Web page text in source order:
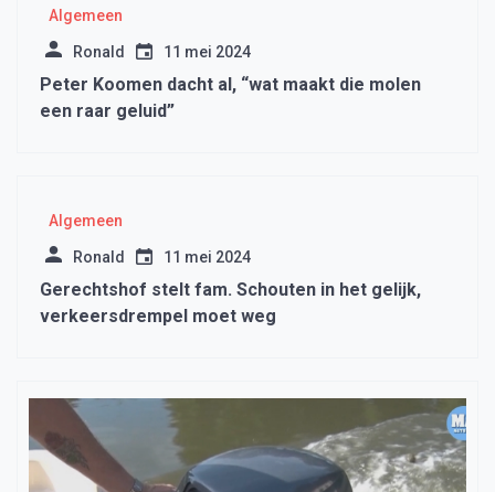
Algemeen
Ronald 11 mei 2024
Peter Koomen dacht al, “wat maakt die molen
een raar geluid”
Algemeen
Ronald 11 mei 2024
Gerechtshof stelt fam. Schouten in het gelijk,
verkeersdrempel moet weg